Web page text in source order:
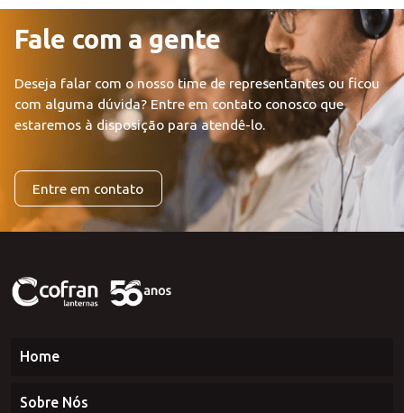
Fale com a gente
Deseja falar com o nosso time de representantes ou ficou
com alguma dúvida?
Entre em contato conosco que
estaremos à disposição para atendê-lo.
Entre em contato
Home